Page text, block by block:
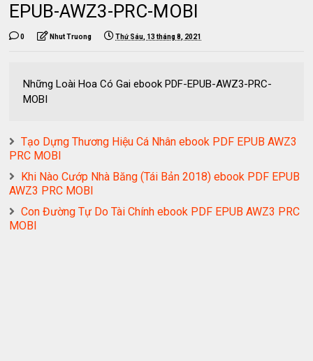
EPUB-AWZ3-PRC-MOBI
0 Nhut Truong Thứ Sáu, 13 tháng 8, 2021
Những Loài Hoa Có Gai ebook PDF-EPUB-AWZ3-PRC-
MOBI
Tạo Dựng Thương Hiệu Cá Nhân ebook PDF EPUB AWZ3
PRC MOBI
Khi Nào Cướp Nhà Băng (Tái Bản 2018) ebook PDF EPUB
AWZ3 PRC MOBI
Con Đường Tự Do Tài Chính ebook PDF EPUB AWZ3 PRC
MOBI